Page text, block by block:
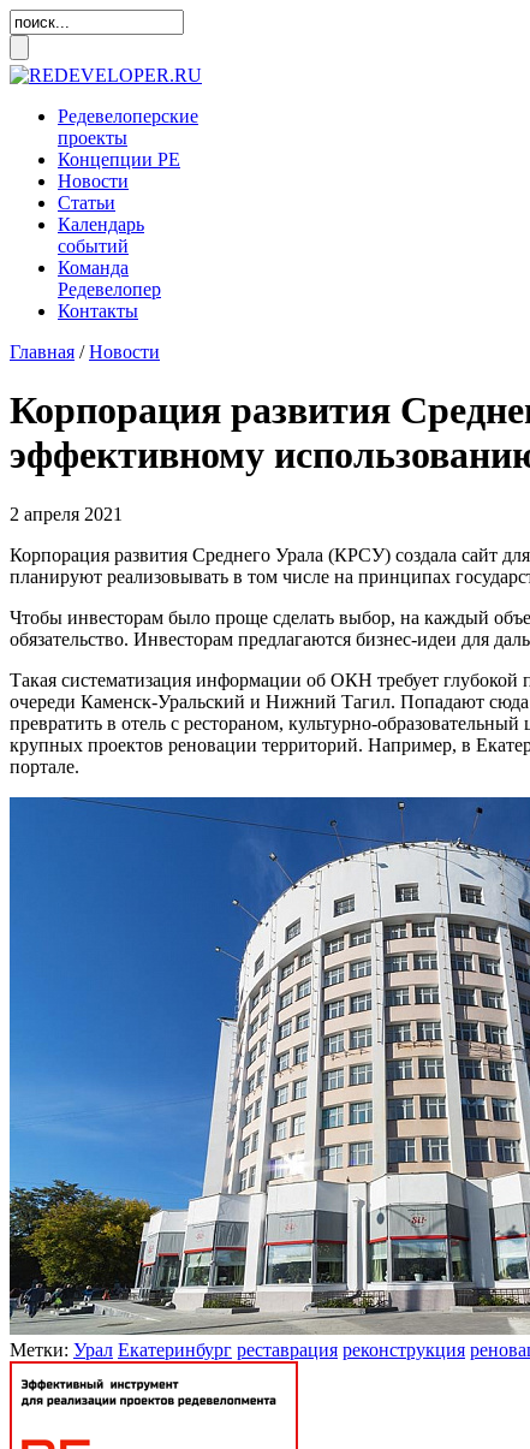
Редевелоперские
проекты
Концепции РЕ
Новости
Статьи
Календарь
событий
Команда
Редевелопер
Контакты
Главная /Новости
Корпорация развития
эффективному
2 апреля 2021
Корпорация развития Среднего Урала (КРСУ) создала сайт
планируют реализовывать в том числе на принципах
Чтобы инвесторам было проще сделать выбор, на каждый
обязательство. Инвесторам предлагаются бизнес-идеи для
Такая систематизация информации об ОКН требует глубокой
очереди Каменск-Уральский и Нижний Тагил. Попадают
превратить в отель с рестораном, культурно-
крупных проектов реновации территорий. Например, в
портале.
Метки: Урал Екатеринбург реставрация реконструкция